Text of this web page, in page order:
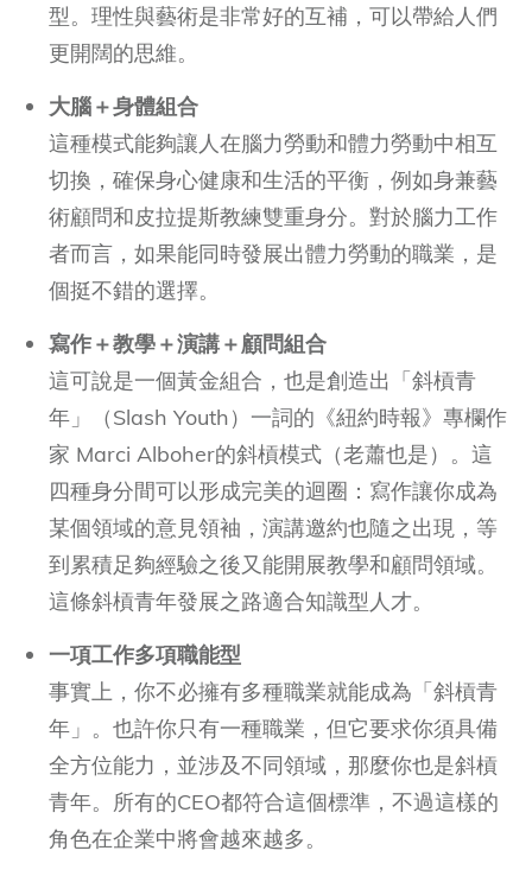
型。理性與藝術是非常好的互補，可以帶給人們
更開闊的思維。
大腦＋身體組合
這種模式能夠讓人在腦力勞動和體力勞動中相互
切換，確保身心健康和生活的平衡，例如身兼藝
術顧問和皮拉提斯教練雙重身分。對於腦力工作
者而言，如果能同時發展出體力勞動的職業，是
個挺不錯的選擇。
寫作＋教學＋演講＋顧問組合
這可說是一個黃金組合，也是創造出「斜槓青
年」（Slash Youth）一詞的《紐約時報》專欄作
家 Marci Alboher的斜槓模式（老蕭也是）。這
四種身分間可以形成完美的迴圈：寫作讓你成為
某個領域的意見領袖，演講邀約也隨之出現，等
到累積足夠經驗之後又能開展教學和顧問領域。
這條斜槓青年發展之路適合知識型人才。
一項工作多項職能型
事實上，你不必擁有多種職業就能成為「斜槓青
年」。也許你只有一種職業，但它要求你須具備
全方位能力，並涉及不同領域，那麼你也是斜槓
青年。所有的CEO都符合這個標準，不過這樣的
角色在企業中將會越來越多。